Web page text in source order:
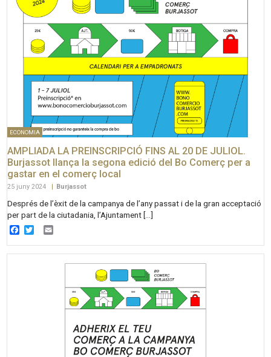
ECONOMIA
AMPLIADA LA PREINSCRIPCIÓ FINS AL 20 DE JULIOL.
Burjassot llança la segona edició del Bo Comerç per a
gastar en el comerç local
25 juny 2024 | Burjassot
Després de l’èxit de la campanya de l’any passat i de la gran acceptació
per part de la ciutadania, l’Ajuntament […]
Facebook
Twitter